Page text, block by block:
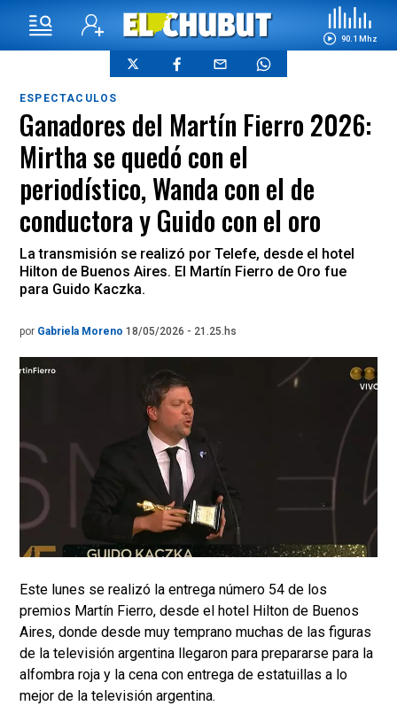
90.1 Mhz
ESPECTACULOS
Ganadores del Martín Fierro 2026:
Mirtha se quedó con el
periodístico, Wanda con el de
conductora y Guido con el oro
La transmisión se realizó por Telefe, desde el hotel
Hilton de Buenos Aires. El Martín Fierro de Oro fue
para Guido Kaczka.
por Gabriela Moreno 18/05/2026 - 21.25.hs
Este lunes se realizó la entrega número 54 de los
premios Martín Fierro, desde el hotel Hilton de Buenos
Aires, donde desde muy temprano muchas de las figuras
de la televisión argentina llegaron para prepararse para la
alfombra roja y la cena con entrega de estatuillas a lo
mejor de la televisión argentina.